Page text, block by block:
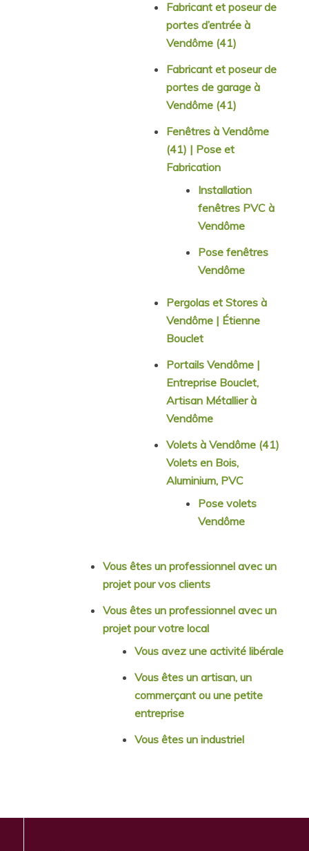
Fabricant et poseur de
portes d’entrée à
Vendôme (41)
Fabricant et poseur de
portes de garage à
Vendôme (41)
Fenêtres à Vendôme
(41) | Pose et
Fabrication
Installation
fenêtres PVC à
Vendôme
Pose fenêtres
Vendôme
Pergolas et Stores à
Vendôme | Étienne
Bouclet
Portails Vendôme |
Entreprise Bouclet,
Artisan Métallier à
Vendôme
Volets à Vendôme (41)
Volets en Bois,
Aluminium, PVC
Pose volets
Vendôme
Vous êtes un professionnel avec un
projet pour vos clients
Vous êtes un professionnel avec un
projet pour votre local
Vous avez une activité libérale
Vous êtes un artisan, un
commerçant ou une petite
entreprise
Vous êtes un industriel